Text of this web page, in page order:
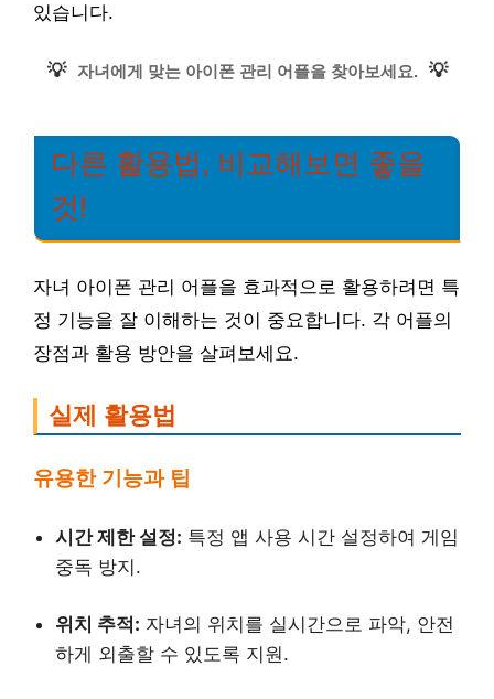
있습니다.
💡 자녀에게 맞는 아이폰 관리 어플을 찾아보세요. 💡
다른 활용법, 비교해보면 좋을
것!
자녀 아이폰 관리 어플을 효과적으로 활용하려면 특
정 기능을 잘 이해하는 것이 중요합니다. 각 어플의
장점과 활용 방안을 살펴보세요.
실제 활용법
유용한 기능과 팁
시간 제한 설정: 특정 앱 사용 시간 설정하여 게임
중독 방지.
위치 추적: 자녀의 위치를 실시간으로 파악, 안전
하게 외출할 수 있도록 지원.